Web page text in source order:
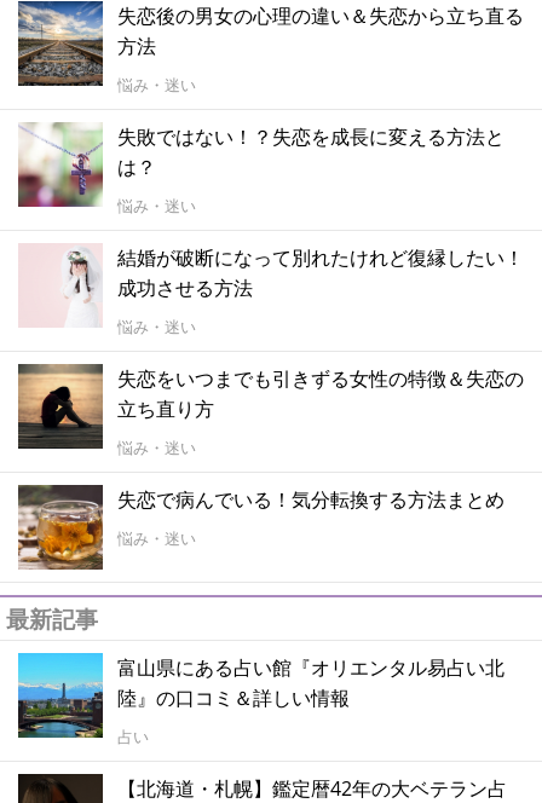
失恋後の男女の心理の違い＆失恋から立ち直る
方法
悩み・迷い
失敗ではない！？失恋を成長に変える方法と
は？
悩み・迷い
結婚が破断になって別れたけれど復縁したい！
成功させる方法
悩み・迷い
失恋をいつまでも引きずる女性の特徴＆失恋の
立ち直り方
悩み・迷い
失恋で病んでいる！気分転換する方法まとめ
悩み・迷い
最新記事
富山県にある占い館『オリエンタル易占い北
陸』の口コミ＆詳しい情報
占い
【北海道・札幌】鑑定暦42年の大ベテラン占